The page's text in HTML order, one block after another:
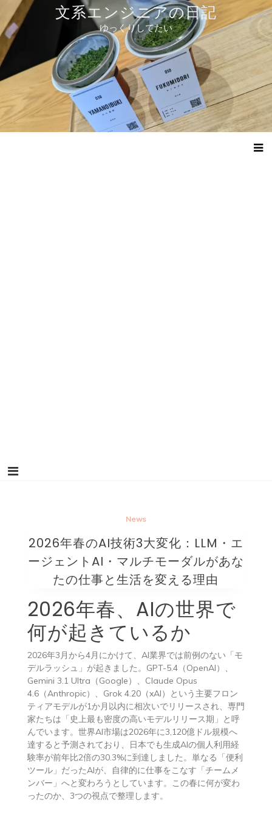
テ
ツ
へ
ス
ッ
プ
文系エンジニアの日記
ゆっくりしてたい
News
2026年春のAI技術3大変化：LLM・エ
ージェントAI・マルチモーダルがあな
たの仕事と生活を変える理由
2026年春、AIの世界で
何が起きているか
2026年3月から4月にかけて、AI業界では前例のない「モ
デルラッシュ」が起きました。GPT-5.4（OpenAI）、
Gemini 3.1 Ultra（Google）、Claude Opus
4.6（Anthropic）、Grok 4.20（xAI）という主要フロン
ティアモデルが1か月以内に相次いでリリースされ、専門
家たちは「史上最も密度の高いモデルリリース期」と呼
んでいます。世界AI市場は2026年に3,120億ドル規模へ
達すると予測されており、日本でも生成AIの個人利用経
験率が前年比2倍の30.3%に到達しました。単なる「便利
ツール」だったAIが、自律的に仕事をこなす「チームメ
ンバー」へと変わろうとしています。この春に何が変わ
ったのか、3つの視点で整理します。